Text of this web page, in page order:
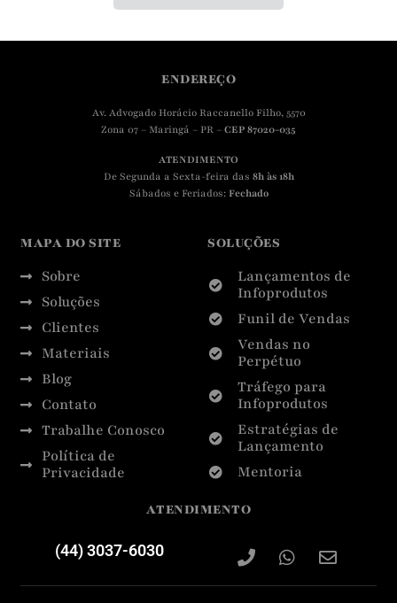
ENDEREÇO
Av. Advogado Horácio Raccanello Filho, 5570
Zona 07 – Maringá – PR – CEP 87020-035
ATENDIMENTO
De Segunda a Sexta-feira das 8h às 18h
Sábados e Feriados: Fechado
MAPA DO SITE
Sobre
Soluções
Clientes
Materiais
Blog
Contato
Trabalhe Conosco
Política de
Privacidade
SOLUÇÕES
Lançamentos de
Infoprodutos
Funil de Vendas
Vendas no
Perpétuo
Tráfego para
Infoprodutos
Estratégias de
Lançamento
Mentoria
ATENDIMENTO
(44) 3037-6030